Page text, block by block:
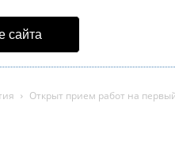
сайта
Открыт прием работ на